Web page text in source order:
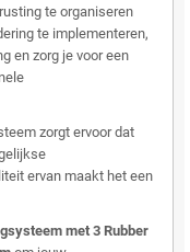
te organiseren
te implementeren,
en zorg je voor een
zorgt ervoor dat
ervan maakt het een
met 3 Rubber